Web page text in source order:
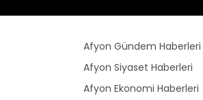
Afyon Gündem Haberleri
Afyon Siyaset Haberleri
Afyon Ekonomi Haberleri